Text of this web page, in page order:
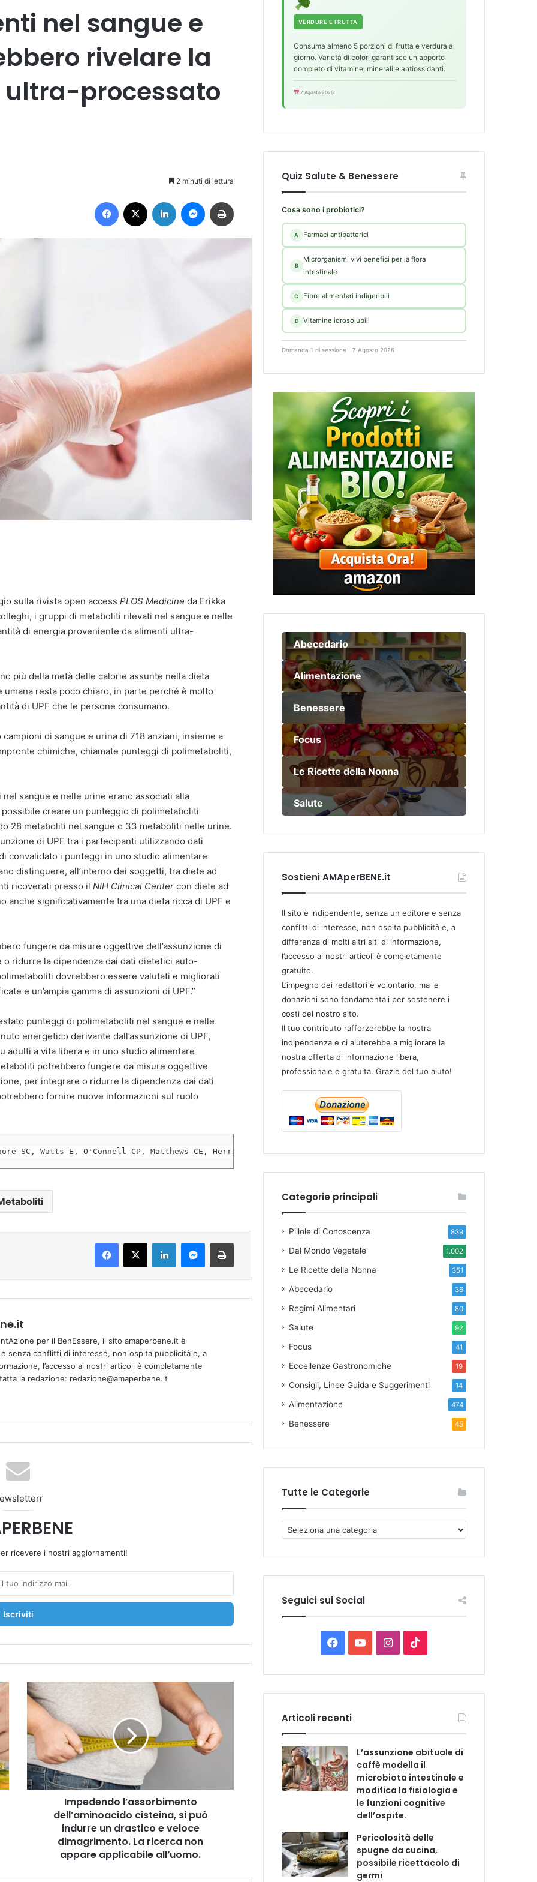
nel sangue e
rivelare la
processato
2 minuti di lettura
sulla rivista open access PLOS Medicine da Erikka
i gruppi di metaboliti rilevati nel sangue e nelle
di energia proveniente da alimenti ultra-
più della metà delle calorie assunte nella dieta
resta poco chiaro, in parte perché è molto
di UPF che le persone consumano.
di sangue e urina di 718 anziani, insieme a
chimiche, chiamate punteggi di polimetaboliti,
sangue e nelle urine erano associati alla
creare un punteggio di polimetaboliti
28 metaboliti nel sangue o 33 metaboliti nelle urine.
di UPF tra i partecipanti utilizzando dati
convalidato i punteggi in uno studio alimentare
distinguere, all’interno dei soggetti, tra diete ad
ricoverati presso il NIH Clinical Center con diete ad
significativamente tra una dieta ricca di UPF e
fungere da misure oggettive dell’assunzione di
ridurre la dipendenza dai dati dietetici auto-
dovrebbero essere valutati e migliorati
e un’ampia gamma di assunzioni di UPF.”
punteggi di polimetaboliti nel sangue e nelle
energetico derivante dall’assunzione di UPF,
adulti a vita libera e in uno studio alimentare
potrebbero fungere da misure oggettive
per integrare o ridurre la dipendenza dai dati
fornire nuove informazioni sul ruolo
SC, Watts E, O'Connell CP, Matthews CE, Herrick KA, Hall KD, O'Connor LE, Freedman ND, Sinha R,
per il BenEssere, il sito amaperbene.it è
senza conflitti di interesse, non ospita pubblicità e, a
l’accesso ai nostri articoli è completamente
la redazione: redazione@amaperbene.it
ricevere i nostri aggiornamenti!
I
m
e
d
n
d
o
Impedendo l’assorbimento
dell’aminoacido cisteina, si può
indurre un drastico e veloce
dimagrimento. La ricerca non
appare applicabile all’uomo.
VERDURE E FRUTTA
Consuma almeno 5 porzioni di frutta e verdura al
giorno. Varietà di colori garantisce un apporto
completo di vitamine, minerali e antiossidanti.
7 Agosto 2026
Quiz Salute & Benessere
Cosa sono i probiotici?
A Farmaci antibatterici
B
Microrganismi vivi benefici per la flora
intestinale
C Fibre alimentari indigeribili
D Vitamine idrosolubili
Domanda 1 di sessione - 7 Agosto 2026
Abecedario
Alimentazione
Benessere
Focus
Le Ricette della Nonna
Salute
Sostieni AMAperBENE.it
Il sito è indipendente, senza un editore e senza
conflitti di interesse, non ospita pubblicità e, a
differenza di molti altri siti di informazione,
l’accesso ai nostri articoli è completamente
gratuito.
L’impegno dei redattori è volontario, ma le
donazioni sono fondamentali per sostenere i
costi del nostro sito.
Il tuo contributo rafforzerebbe la nostra
indipendenza e ci aiuterebbe a migliorare la
nostra offerta di informazione libera,
professionale e gratuita. Grazie del tuo aiuto!
Categorie principali
Pillole di Conoscenza 839
Dal Mondo Vegetale 1.002
Le Ricette della Nonna 351
Abecedario 36
Regimi Alimentari 80
Salute 92
Focus 41
Eccellenze Gastronomiche 19
Consigli, Linee Guida e Suggerimenti 14
Alimentazione 474
Benessere 45
Tutte le Categorie
u
e
e
C
o
e
Seguici sui Social
c
e
b
o
o
u
u
b
e
I
s
a
g
r
a
m
k
o
k
Articoli recenti
L’assunzione abituale di
caffè modella il
microbiota intestinale e
modifica la fisiologia e
le funzioni cognitive
dell’ospite.
Pericolosità delle
spugne da cucina,
possibile ricettacolo di
germi